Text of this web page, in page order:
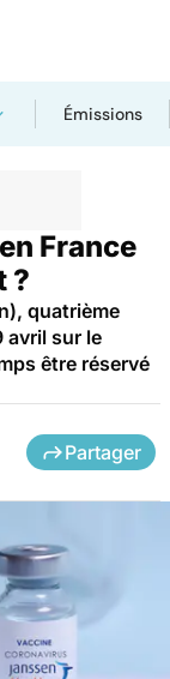
Émissions
France
?
quatrième
avril sur le
être réservé
Partager